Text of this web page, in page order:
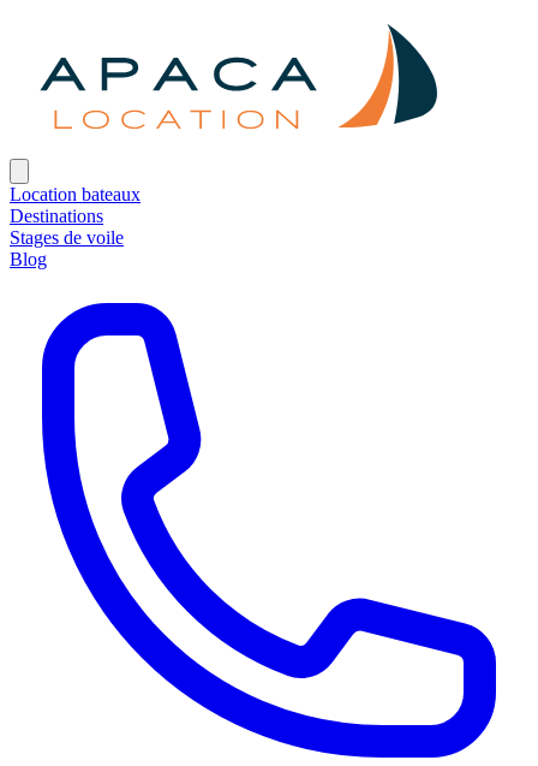
Location bateaux
Destinations
Stages de voile
Blog